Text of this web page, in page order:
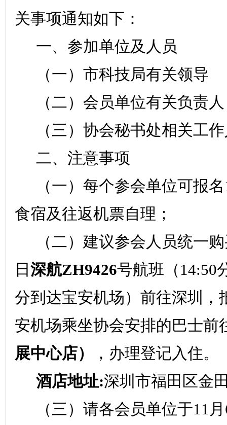
关事项通知如下：
一、参加单位及人员
（一）市科技局有关领导
（二）会员单位有关负责人
（三）协会秘书处相关工
二、注意事项
（一）每个参会单位可报名
食宿及往返机票自理；
（二）建议参会人员统一
日 深航ZH9426号航班（ 14:50
分到达宝安机场）前往深圳，
安机场乘坐协会安排的巴士前
展中心店）
，办理登记入住。
酒店地址:深圳市福田区金
（三）请各会员单位于11 月